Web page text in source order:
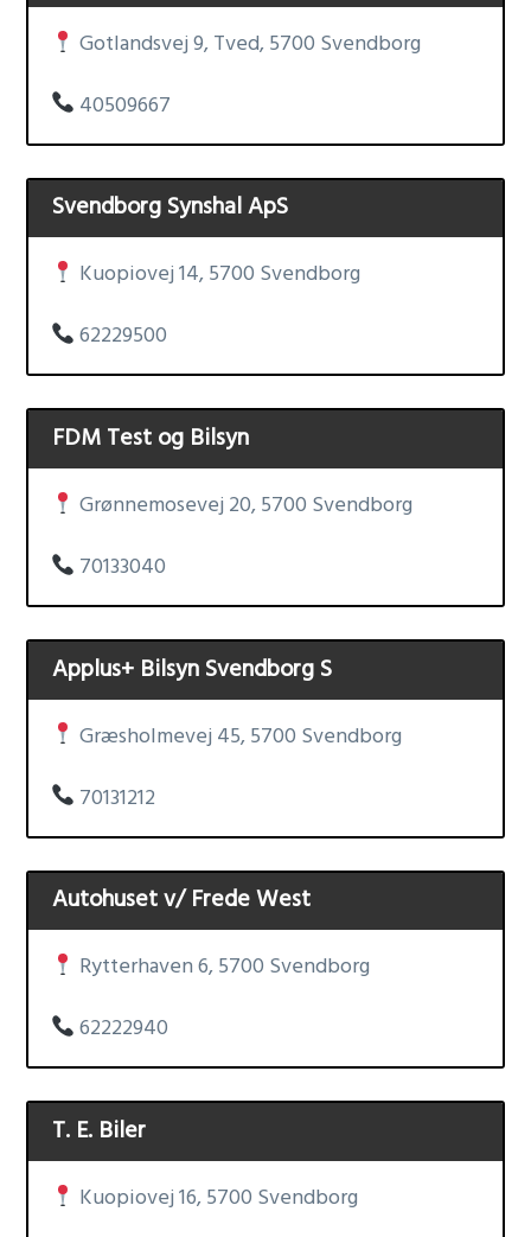
Gotlandsvej 9, Tved, 5700 Svendborg
40509667
Svendborg Synshal ApS
Kuopiovej 14, 5700 Svendborg
62229500
FDM Test og Bilsyn
Grønnemosevej 20, 5700 Svendborg
70133040
Applus+ Bilsyn Svendborg S
Græsholmevej 45, 5700 Svendborg
70131212
Autohuset v/ Frede West
Rytterhaven 6, 5700 Svendborg
62222940
T. E. Biler
Kuopiovej 16, 5700 Svendborg